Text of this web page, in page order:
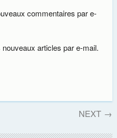
commentaires par e-
articles par e-mail.
NEXT →